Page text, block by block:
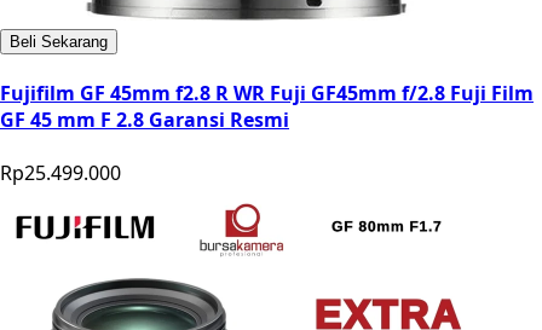
Beli Sekarang
Fujifilm GF 45mm f2.8 R WR Fuji GF45mm f/2.8 Fuji Film
GF 45 mm F 2.8 Garansi Resmi
Rp25.499.000